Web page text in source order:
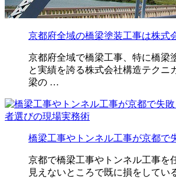
京都府全域の橋梁塗装工事は株式
京都府全域で橋梁工事、特に橋梁
と実績を誇る株式会社構造テクニ
梁の …
橋梁工事やトンネル工事が京都で
京都で橋梁工事やトンネル工事を
見えないところで既に損をしてい